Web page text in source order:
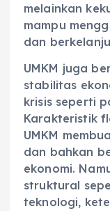
melainkan
mampu
dan
UMKM juga
stabilitas
krisis seperti
Karakteristik
UMKM
dan bahkan
ekonomi.
struktural
teknologi,